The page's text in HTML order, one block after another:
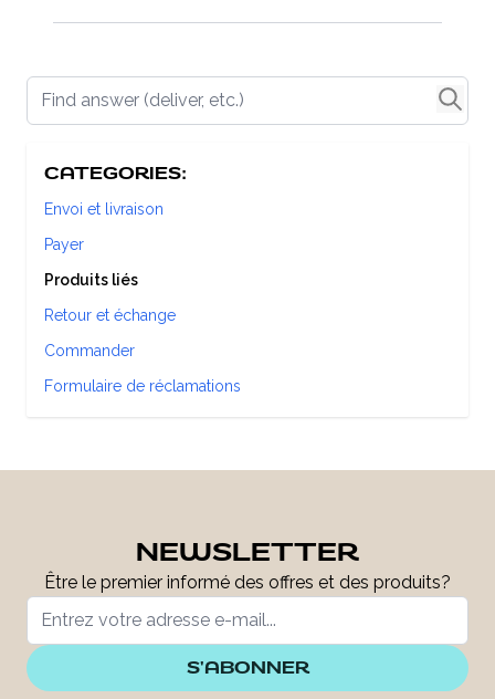
Find answer (deliver, etc.)
CATEGORIES:
Envoi et livraison
Payer
Produits liés
Retour et échange
Commander
Formulaire de réclamations
NEWSLETTER
Être le premier informé des offres et des produits?
S'ABONNER